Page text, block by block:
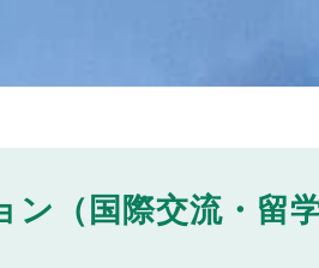
ン（国際交流・留